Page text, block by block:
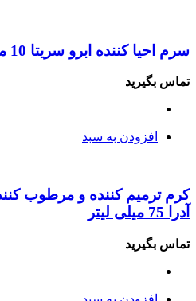
سرم احیا کننده ابرو سریتا 10 میلی لیتر
تماس بگیرید
افزودن به سبد
کرم ترمیم کننده و مرطوب
آدرا 75 میلی لیتر
تماس بگیرید